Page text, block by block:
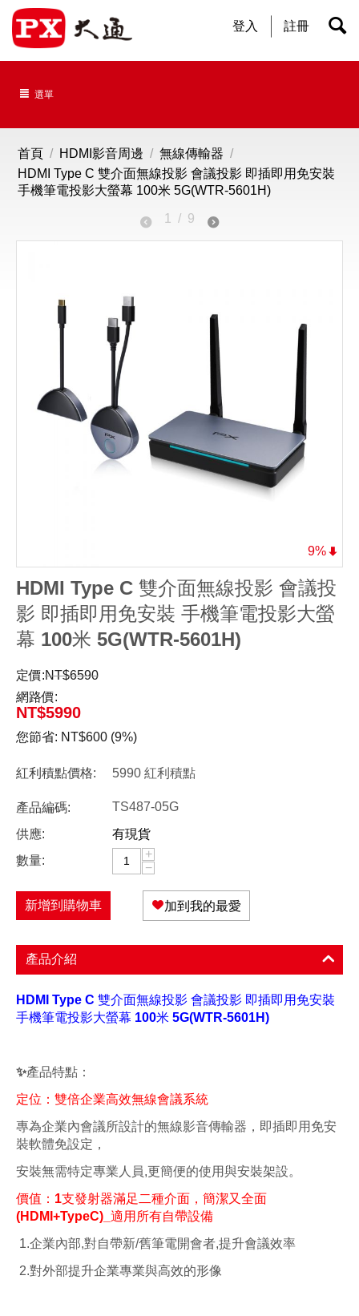
登入 註冊
選單
首頁 / HDMI影音周邊 / 無線傳輸器 /
HDMI Type C 雙介面無線投影 會議投影 即插即用免安裝
手機筆電投影大螢幕 100米 5G(WTR-5601H)
1 / 9
9%
HDMI Type C 雙介面無線投影 會議投
影 即插即用免安裝 手機筆電投影大螢
幕 100米 5G(WTR-5601H)
定價:NT$6590
網路價:
NT$5990
您節省: NT$600 (9%)
紅利積點價格: 5990 紅利積點
產品編碼:
TS487-05G
供應:
有現貨
數量:
+
−
新增到購物車 加到我的最愛
產品介紹
HDMI Type C 雙介面無線投影 會議投影 即插即用免安裝
手機筆電投影大螢幕 100米 5G(WTR-5601H)
✨產品特點：
定位：雙倍企業高效無線會議系統
專為企業內會議所設計的無線影音傳輸器，即插即用免安
裝軟體免設定，
安裝無需特定專業人員,更簡便的使用與安裝架設。
價值：1支發射器滿足二種介面，簡潔又全面
(HDMI+TypeC)_適用所有自帶設備
1.企業內部,對自帶新/舊筆電開會者,提升會議效率
2.對外部提升企業專業與高效的形像